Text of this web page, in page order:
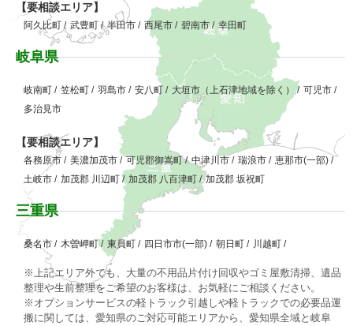
【要相談エリア】
阿久比町 / 武豊町/ 半田市 / 西尾市 / 碧南市/ 幸田町
岐阜県
岐南町 / 笠松町 / 羽島市 / 安八町 / 大垣市（上石津地域を除く） / 可児市 /
多治見市
【要相談エリア】
各務原市 / 美濃加茂市 / 可児郡御嵩町/ 中津川市 / 瑞浪市 / 恵那市(一部) /
土岐市 / 加茂郡 川辺町/ 加茂郡 八百津町 / 加茂郡 坂祝町
三重県
桑名市 / 木曽岬町/ 東員町 / 四日市市(一部) / 朝日町 / 川越町 /
※上記エリア外でも、大量の不用品片付け回収やゴミ屋敷清掃、遺品
整理や生前整理をご希望のお客様は、お気軽にご相談ください。
※オプションサービスの軽トラック引越しや軽トラックでの必要品運
搬に関しては、愛知県のご対応可能エリアから、愛知県全域と岐阜